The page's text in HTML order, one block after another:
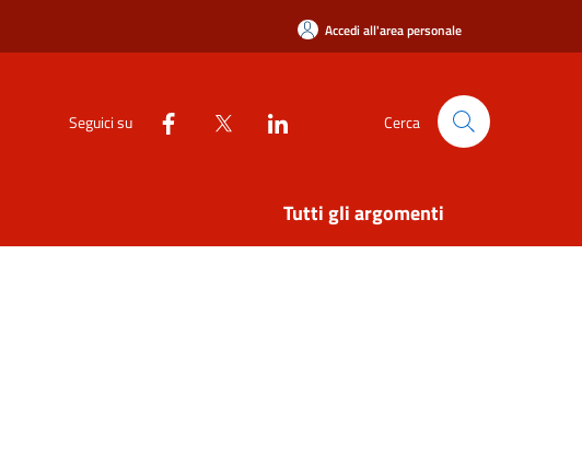
Accedi all'area personale
Seguici su Cerca
Tutti gli argomenti